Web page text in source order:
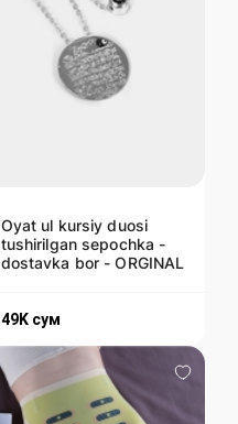
Oyat ul kursiy duosi
tushirilgan sepochka -
dostavka bor - ORGINAL
49K сум